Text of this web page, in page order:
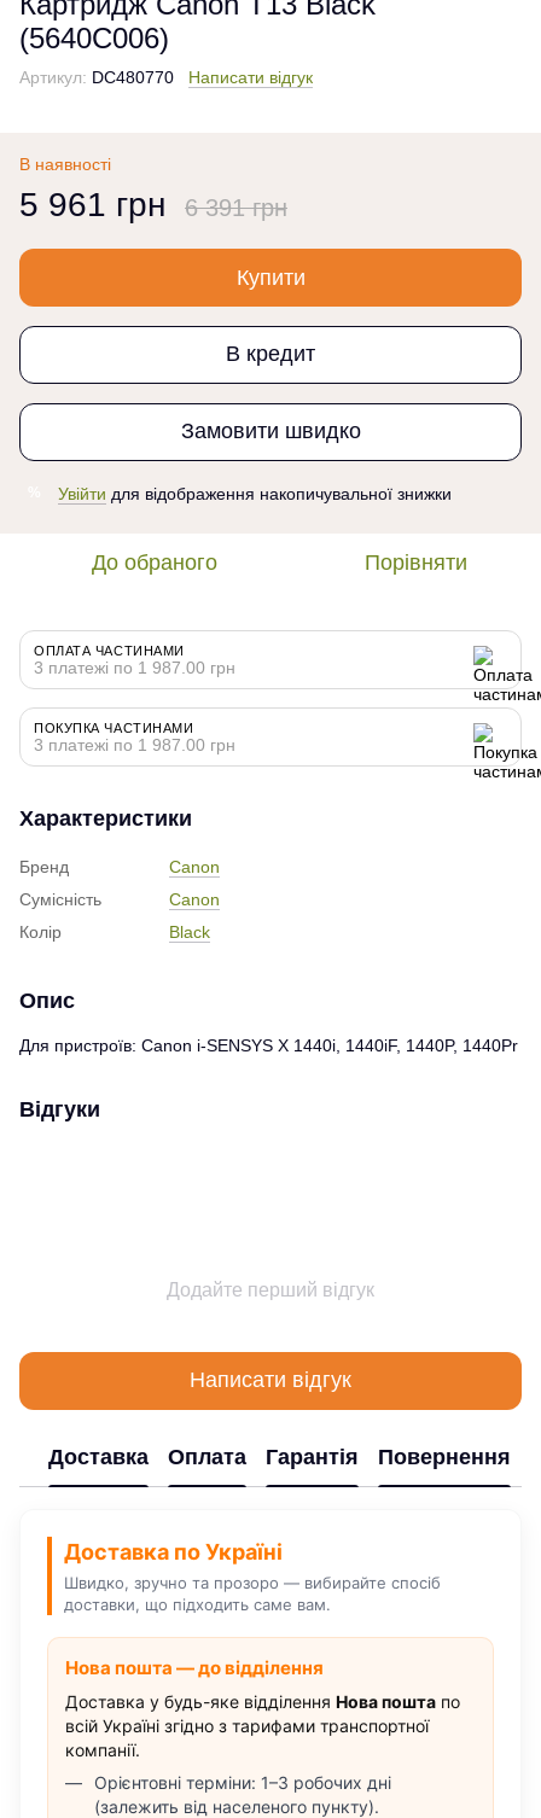
(5640C006)
Артикул: DC480770 Написати відгук
В наявності
5 961 грн 6 391 грн
Купити
В кредит
Замовити швидко
Увійти для відображення накопичувальної знижки
До обраного Порівняти
ОПЛАТА ЧАСТИНАМИ
3 платежі по 1 987.00 грн
ПОКУПКА ЧАСТИНАМИ
3 платежі по 1 987.00 грн
Характеристики
Бренд
Canon
Сумісність
Canon
Колір
Black
Опис
Для пристроїв: Canon i-SENSYS X 1440i, 1440iF, 1440P, 1440Pr
Відгуки
Додайте перший відгук
Написати відгук
Доставка Оплата Гарантія Повернення
Доставка по Україні
Швидко, зручно та прозоро — вибирайте спосіб
доставки, що підходить саме вам.
Нова пошта — до відділення
Доставка у будь-яке відділення Нова пошта по
всій Україні згідно з тарифами транспортної
компанії.
Орієнтовні терміни: 1–3 робочих дні
(залежить від населеного пункту).